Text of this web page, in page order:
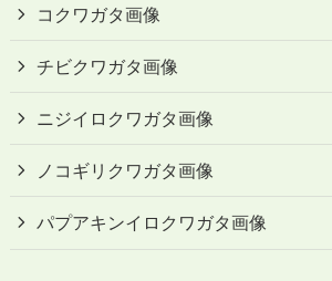
コクワガタ画像
チビクワガタ画像
ニジイロクワガタ画像
ノコギリクワガタ画像
パプアキンイロクワガタ画像